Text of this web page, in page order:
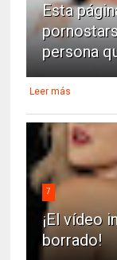
Esta
persona
Leer más
7
¡El vídeo
borrado!